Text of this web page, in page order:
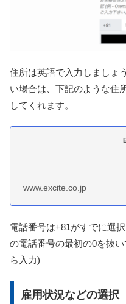
住所は英語で入力しましょ
い場合は、下記のような住
してくれます。
www.excite.co.jp
電話番号は+81がすでに選
の電話番号の最初の0を抜
ら入力)
雇用状況などの選択